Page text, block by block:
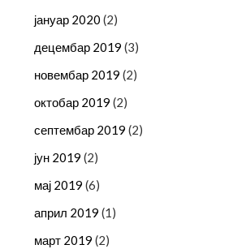
јануар 2020 (2)
децембар 2019 (3)
новембар 2019 (2)
октобар 2019 (2)
септембар 2019 (2)
јун 2019 (2)
мај 2019 (6)
април 2019 (1)
март 2019 (2)